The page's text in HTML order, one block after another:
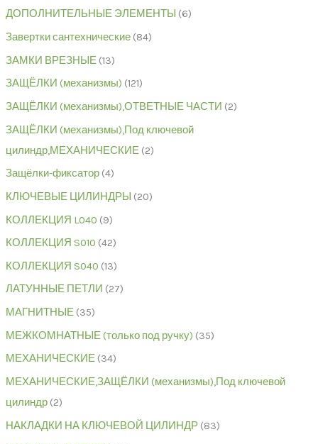
ДОПОЛНИТЕЛЬНЫЕ ЭЛЕМЕНТЫ
6
Завертки сантехнические 84
ЗАМКИ ВРЕЗНЫЕ 13
ЗАЩЁЛКИ (механизмы) 121
ЗАЩЁЛКИ (механизмы),ОТВЕТНЫЕ ЧАСТИ 2
ЗАЩЁЛКИ (механизмы),Под ключевой
цилиндр,МЕХАНИЧЕСКИЕ 2
Защёлки-фиксатор 4
КЛЮЧЕВЫЕ ЦИЛИНДРЫ
20
КОЛЛЕКЦИЯ L040 9
КОЛЛЕКЦИЯ S010 42
КОЛЛЕКЦИЯ S040 13
ЛАТУННЫЕ ПЕТЛИ 27
МАГНИТНЫЕ 35
МЕЖКОМНАТНЫЕ (только под ручку) 35
МЕХАНИЧЕСКИЕ 34
МЕХАНИЧЕСКИЕ,ЗАЩЁЛКИ (механизмы),Под ключевой
цилиндр 2
НАКЛАДКИ НА КЛЮЧЕВОЙ ЦИЛИНДР 83